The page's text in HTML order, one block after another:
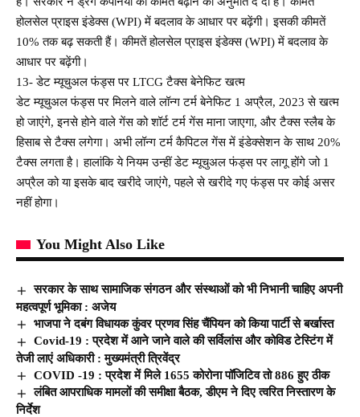
होलसेल प्राइस इंडेक्स (WPI) में बदलाव के आधार पर बढ़ेंगी। इसकी कीमतें
10% तक बढ़ सकती हैं। कीमतें होलसेल प्राइस इंडेक्स (WPI) में बदलाव के
आधार पर बढ़ेंगी।
13- डेट म्यूचुअल फंड्स पर LTCG टैक्स बेनेफिट खत्म
डेट म्यूचुअल फंड्स पर मिलने वाले लॉन्ग टर्म बेनेफिट 1 अप्रैल, 2023 से खत्म
हो जाएंगे, इनसे होने वाले गेंस को शॉर्ट टर्म गेंस माना जाएगा, और टैक्स स्लैब के
हिसाब से टैक्स लगेगा। अभी लॉन्ग टर्म कैपिटल गेंस में इंडेक्सेशन के साथ 20%
टैक्स लगता है। हालांकि ये नियम उन्हीं डेट म्यूचुअल फंड्स पर लागू होंगे जो 1
अप्रैल को या इसके बाद खरीदे जाएंगे, पहले से खरीदे गए फंड्स पर कोई असर
नहीं होगा।
You Might Also Like
सरकार के साथ सामाजिक संगठन और संस्थाओं को भी निभानी चाहिए अपनी
महत्वपूर्ण भूमिका : अजेय
भाजपा ने दबंग विधायक कुंवर प्रणव सिंह चैंपियन को किया पार्टी से बर्खास्त
Covid-19 : प्रदेश में आने जाने वाले की सर्विलांस और कोविड टेस्टिंग में
तेजी लाएं अधिकारी : मुख्यमंत्री त्रिवेंद्र
COVID -19 : प्रदेश में मिले 1655 कोरोना पॉजिटिव तो 886 हुए ठीक
लंबित आपराधिक मामलों की समीक्षा बैठक, डीएम ने दिए त्वरित निस्तारण के
निर्देश